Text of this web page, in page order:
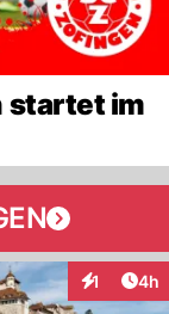
startet im
1 4h